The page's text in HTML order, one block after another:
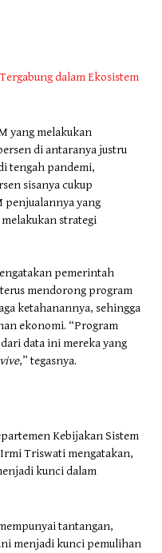
dalam Ekosistem
yang melakukan
di antaranya justru
tengah pandemi,
sisanya cukup
penjualannya yang
strategi
pemerintah
mendorong program
ketahanannya, sehingga
ekonomi. “Program
data ini mereka yang
,” tegasnya.
Kebijakan Sistem
Triswati mengatakan,
kunci dalam
tantangan,
menjadi kunci pemulihan